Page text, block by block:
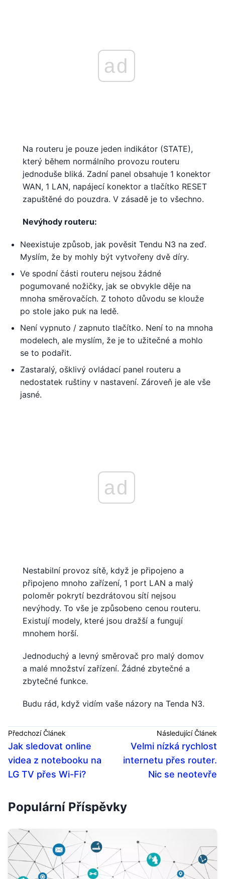
ad
Na routeru je pouze jeden indikátor (STATE),
který během normálního provozu routeru
jednoduše bliká. Zadní panel obsahuje 1 konektor
WAN, 1 LAN, napájecí konektor a tlačítko RESET
zapuštěné do pouzdra. V zásadě je to všechno.
Nevýhody routeru:
Neexistuje způsob, jak pověsit Tendu N3 na zeď.
Myslím, že by mohly být vytvořeny dvě díry.
Ve spodní části routeru nejsou žádné
pogumované nožičky, jak se obvykle děje na
mnoha směrovačích. Z tohoto důvodu se klouže
po stole jako puk na ledě.
Není vypnuto / zapnuto tlačítko. Není to na mnoha
modelech, ale myslím, že je to užitečné a mohlo
se to podařit.
Zastaralý, ošklivý ovládací panel routeru a
nedostatek ruštiny v nastavení. Zároveň je ale vše
jasné.
ad
Nestabilní provoz sítě, když je připojeno a
připojeno mnoho zařízení, 1 port LAN a malý
poloměr pokrytí bezdrátovou sítí nejsou
nevýhody. To vše je způsobeno cenou routeru.
Existují modely, které jsou dražší a fungují
mnohem horší.
Jednoduchý a levný směrovač pro malý domov
a malé množství zařízení. Žádné zbytečné a
zbytečné funkce.
Budu rád, když vidím vaše názory na Tenda N3.
Předchozí Článek
Jak sledovat online
videa z notebooku na
LG TV přes Wi-Fi?
Následující Článek
Velmi nízká rychlost
internetu přes router.
Nic se neotevře
Populární Příspěvky